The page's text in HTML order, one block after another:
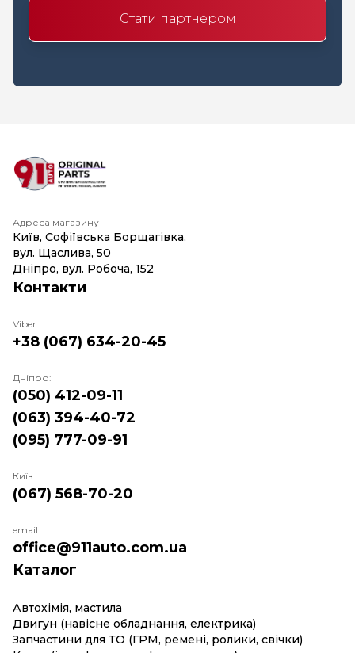
Стати партнером
Адреса магазину
Київ, Софіївська Борщагівка,
вул. Щаслива, 50
Дніпро, вул. Робоча, 152
Каталог
Автохімія, мастила
Двигун (навісне обладнання, електрика)
Запчастини для ТО (ГРМ, ремені, ролики, свічки)
Контакти
Viber:
+38 (067) 634-20-45
Дніпро:
(050) 412-09-11
(063) 394-40-72
(095) 777-09-91
Київ:
(067) 568-70-20
email:
office@911auto.com.ua